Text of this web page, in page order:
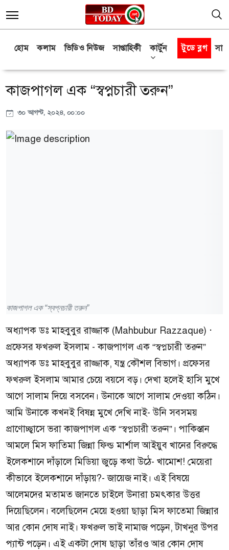
হোম কলাম ভিডিও নিউজ সাপ্তাহিকী কার্টুন টুডে ব্লগ
কাজপাগল এক “স্বপ্নচারী তরুন”
৩০ আগস্ট, ২০২৪, ০০:০০
কাজপাগল এক “স্বপ্নচারী তরুন”
অধ্যাপক ডঃ মাহবুবুর রাজ্জাক (Mahbubur Razzaque) ·
প্রফেসর ফখরুল ইসলাম - কাজপাগল এক “স্বপ্নচারী তরুন”
অধ্যাপক ডঃ মাহবুবুর রাজ্জাক, যন্ত্র কৌশল বিভাগ। প্রফেসর
ফখরুল ইসলাম আমার চেয়ে বয়সে বড়। দেখা হলেই হাসি মুখে
আগে সালাম দিয়ে বসবেন। উনাকে আগে সালাম দেওয়া কঠিন।
আমি উনাকে কখনই বিষন্ন মুখে দেখি নাই- উনি সবসময়
প্রাণোচ্ছ্বাসে ভরা কাজপাগল এক “স্বপ্নচারী তরুন”। পাকিস্তান
আমলে মিস ফাতিমা জিন্না ফিল্ড মার্শাল আইয়ুব খানের বিরুদ্ধে
ইলেকশানে দাঁড়ালে মিডিয়া জুড়ে কথা উঠে- খামোশ! মেয়েরা
কীভাবে ইলেকশানে দাঁড়ায়?- জায়েজ নাই। এই বিষয়ে
আলেমদের মতামত জানতে চাইলে উনারা চমৎকার উত্তর
দিয়েছিলেন। বলেছিলেন মেয়ে হওয়া ছাড়া মিস ফাতেমা জিন্নার
আর কোন দোষ নাই। ফখরুল ভাই নামাজ পড়েন, টাখনুর উপর
প্যান্ট পড়েন। এই একটা দোষ ছাড়া তাঁরও আর কোন দোষ